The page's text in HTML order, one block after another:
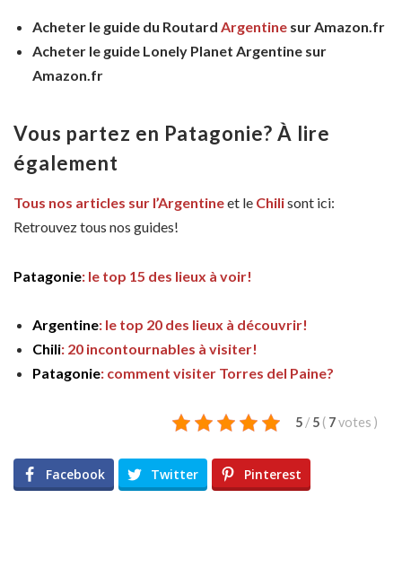
Acheter le guide du Routard Argentine sur Amazon.fr
Acheter le guide Lonely Planet Argentine sur
Amazon.fr
Vous partez en Patagonie? À lire
également
Tous nos articles sur l’Argentineet le Chilisont ici:
Retrouvez tous nos guides!
Patagonie: le top 15 des lieux à voir!
Argentine: le top 20 des lieux à découvrir!
Chili: 20 incontournables à visiter!
Patagonie: comment visiter Torres del Paine?
5 / 5 ( 7votes )
Facebook Twitter Pinterest